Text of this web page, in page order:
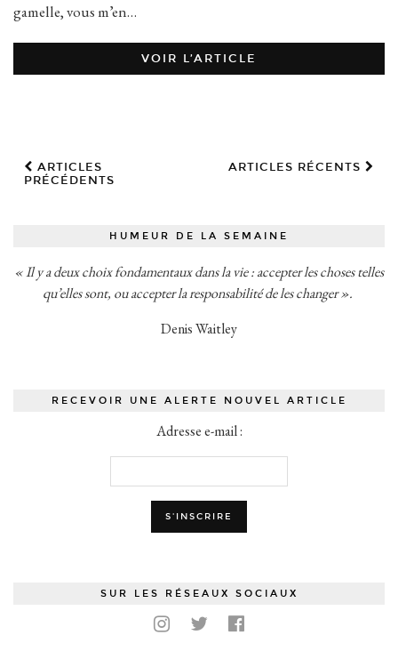
gamelle, vous m’en…
VOIR L’ARTICLE
ARTICLES
PRÉCÉDENTS
ARTICLES RÉCENTS
HUMEUR DE LA SEMAINE
« Il y a deux choix fondamentaux dans la vie : accepter les choses telles
qu’elles sont, ou accepter la responsabilité de les changer ».
Denis Waitley
RECEVOIR UNE ALERTE NOUVEL ARTICLE
Adresse e-mail :
SUR LES RÉSEAUX SOCIAUX